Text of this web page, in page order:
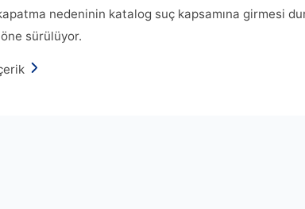
nedeninin katalog suç kapsamına girmesi
sürülüyor.